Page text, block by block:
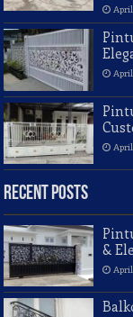
Recent Posts
&